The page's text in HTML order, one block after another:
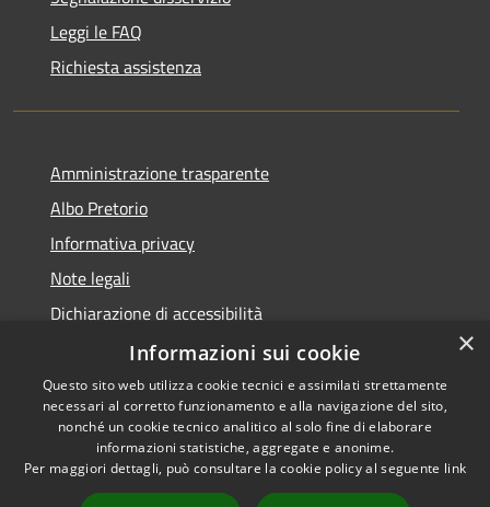
Leggi le FAQ
Richiesta assistenza
Amministrazione trasparente
Albo Pretorio
Informativa privacy
Note legali
Dichiarazione di accessibilità
Dichiarazione di accessibilità dal 2025
RSS
Accessibilità
Copyright © 2026 • Comune di
Gessate • Powered by
×
Informazioni sui cookie
Questo sito web utilizza cookie tecnici e assimilati strettamente
necessari al corretto funzionamento e alla navigazione del sito,
nonché un cookie tecnico analitico al solo fine di elaborare
informazioni statistiche, aggregate e anonime.
Per maggiori dettagli, può consultare la cookie policy al seguente link